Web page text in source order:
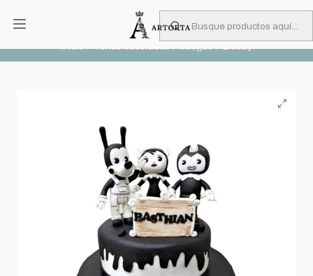
PIDA CON MUCHA ANTICIPACIÓN
Inicio Tortas decoradas Juegos Bendy